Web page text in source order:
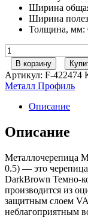
Ширина
Ширина
Толщина, мм:
Количество
товара
Металл
Профиль
М/
черепица
Трамонтана-
X
VALORI
Темно-
коричневый
0,50сталь
В корзину
Артикул: F-422474
Металл Профиль
Описание
Описание
Металлочерепица
0.5) — это
DarkBrown Темно-
производится из
защитным слоем
неблагоприятным